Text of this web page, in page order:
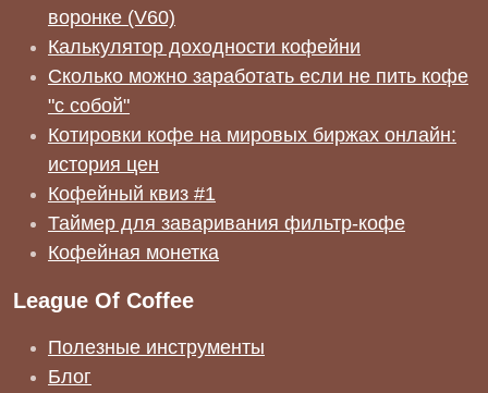
воронке (V60)
Калькулятор доходности кофейни
Сколько можно заработать если не пить кофе
"с собой"
Котировки кофе на мировых биржах онлайн:
история цен
Кофейный квиз #1
Таймер для заваривания фильтр-кофе
Кофейная монетка
League Of Coffee
Полезные инструменты
Блог